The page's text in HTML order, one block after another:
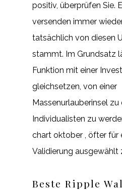
positiv, überprüfen Sie.
versenden immer
tatsächlich von diesen
stammt. Im Grundsatz
Funktion mit einer
gleichsetzen, von einer
Massenurlauberinsel zu
Individualisten zu
chart oktober , öfter für
Validierung ausgewählt
Beste Ripple